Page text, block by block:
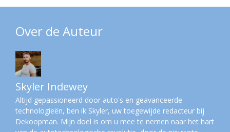
Over de Auteur
Skyler Indewey
Altijd gepassioneerd door auto's en geavanceerde
technologieën, ben ik Skyler, uw toegewijde redacteur bij
Dekoopman. Mijn doel is om u mee te nemen naar het hart